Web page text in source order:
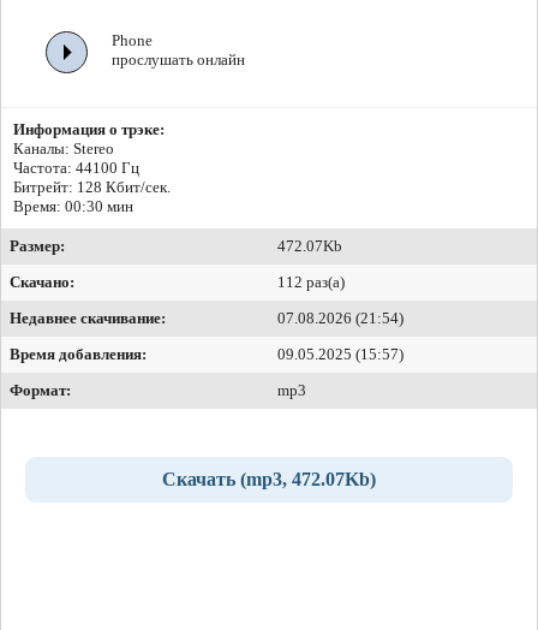
Phone
прослушать онлайн
Информация о трэке:
Каналы: Stereo
Частота: 44100 Гц
Битрейт: 128 Кбит/сек.
Время: 00:30 мин
Размер:
472.07Kb
Скачано:
112 раз(а)
Недавнее скачивание:
07.08.2026 (21:54)
Время добавления:
09.05.2025 (15:57)
Формат:
mp3
Скачать (mp3, 472.07Kb)